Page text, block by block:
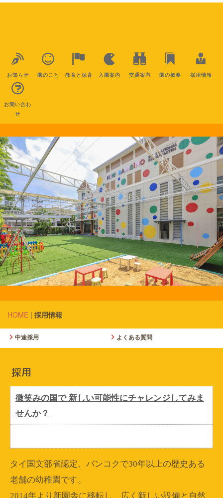
お知らせ 園のこと 教育と保育 入園案内 交通案内 園の概要 採用情報
お問い合わ
せ
HOME | 採用情報
中途採用 よくある質問
採用
微笑みの国で 新しい可能性にチャレンジしてみま
せんか？
タイ国文部省認定、バンコクで30年以上の歴史ある
老舗の幼稚園です。
2014年より新園舎に移転し、広く新しい設備と自然